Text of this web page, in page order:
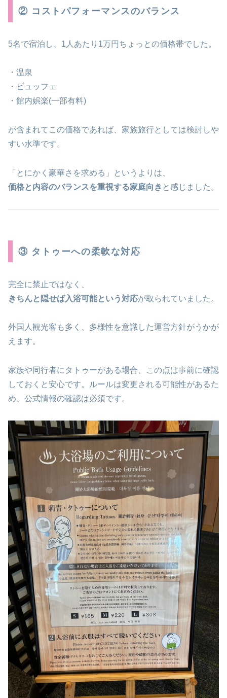
② コストパフォーマンスのバランス
5名で宿泊し、1人あたり1万円ちょっとの価格帯でした。
・温泉
・ビュッフェ
・館内娯楽(一部有料)
が含まれてこの価格であれば、家族旅行としては検討しや
すい水準です。
「とにかく豪華さを求める」というよりは、
価格と内容のバランスを重視する家庭向き と感じました。
③ タトゥーへの柔軟な対応
完全に禁止ではなく、
きちんと隠せば入浴可能という対応が取られていました。
外国人観光客も多く、多様性を意識した運営方針がうかが
えます。
家族や同行者にタトゥーがある場合、この点は事前に確認
しておくと安心です。ルールは変更される可能性があるた
め、公式情報の確認は必須です。